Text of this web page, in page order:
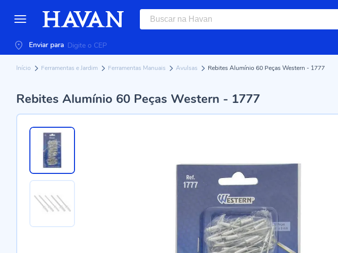
Enviar para
Início Ferramentas e Jardim Ferramentas Manuais Avulsas Rebites Alumínio 60 Peças Western - 1777
Rebites Alumínio 60 Peças Western - 1777